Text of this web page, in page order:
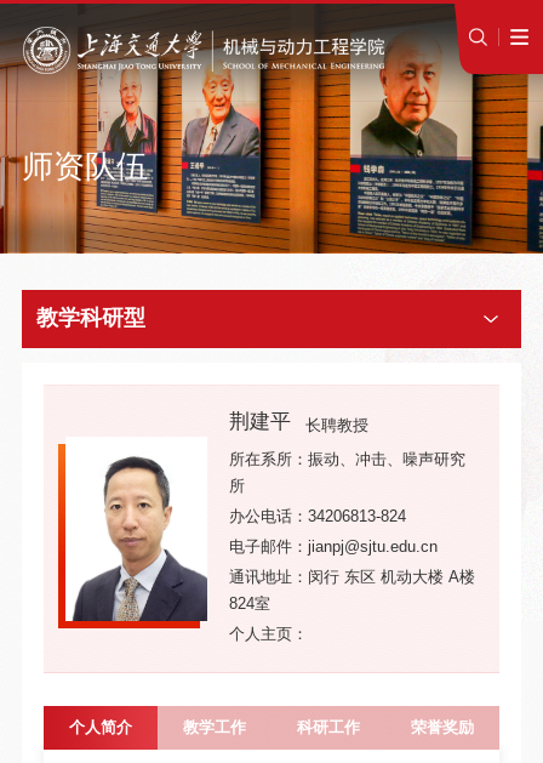
师资队伍
教学科研型
荆建平
长聘教授
所在系所：振动、冲击、噪声研究
所
办公电话：34206813-824
电子邮件：jianpj@sjtu.edu.cn
通讯地址：闵行 东区 机动大楼 A楼
824室
个人主页：
个人简介 教学工作 科研工作 荣誉奖励